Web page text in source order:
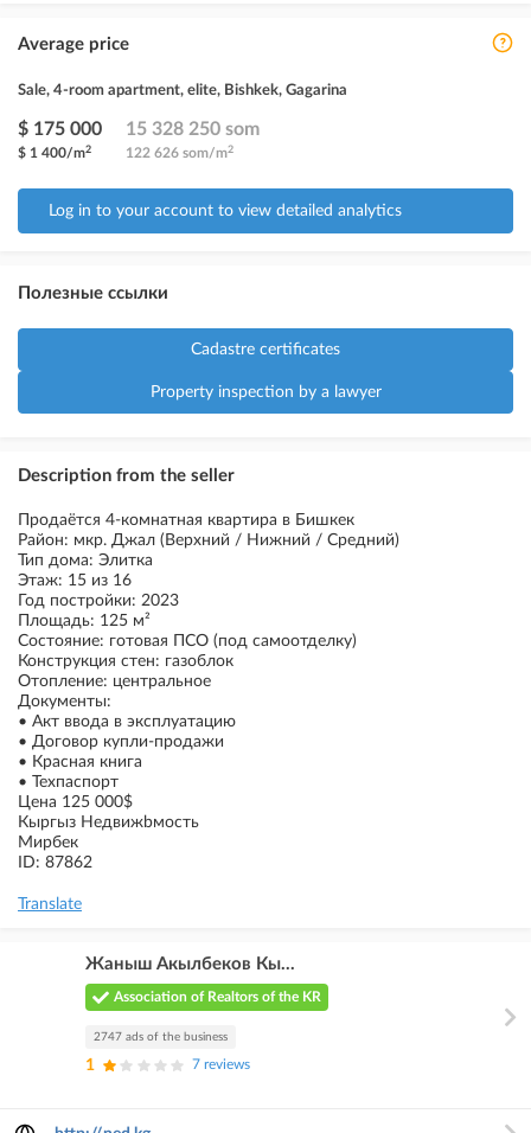
Average price
Sale, 4-room apartment, elite, Bishkek, Gagarina
$ 175 000
$ 1 400/m2
15 328 250 som
122 626 som/m2
Log in to your account to view detailed analytics
Полезные ссылки
Cadastre certificates
Property inspection by a lawyer
Description from the seller
Продаётся 4-комнатная квартира в Бишкек
Район: мкр. Джал (Верхний / Нижний / Средний)
Тип дома: Элитка
Этаж: 15 из 16
Год постройки: 2023
Площадь: 125 м²
Состояние: готовая ПСО (под самоотделку)
Конструкция стен: газоблок
Отопление: центральное
Документы:
• Акт ввода в эксплуатацию
• Договор купли-продажи
• Красная книга
• Техпаспорт
Цена 125 000$
Кыргыз Недвижbмость
Мирбек
ID: 87862
Translate
Жаныш Акылбеков Кы...
Association of Realtors of the KR
2747 ads of the business
1 7 reviews